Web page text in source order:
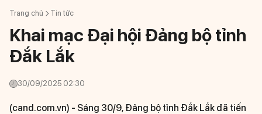
Trang chủ Tin tức
Khai mạc Đại hội Đảng bộ tỉnh
Đắk Lắk
30/09/2025 02:30
(cand.com.vn) - Sáng 30/9, Đảng bộ tỉnh Đắk Lắk đã tiến